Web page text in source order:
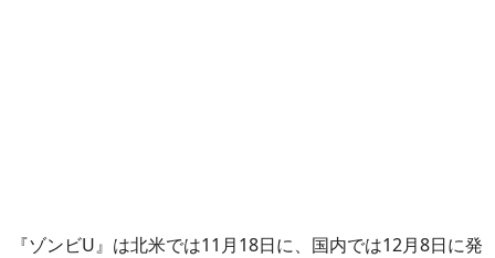
『ゾンビU』は北米では11月18日に、国内では12月8日に発